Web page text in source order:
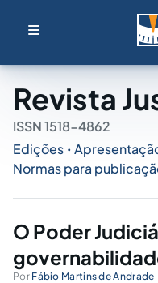
Revista
ISSN 1518-4862
Edições •
Normas para
O Poder
Por Fábio Martins de Andrade